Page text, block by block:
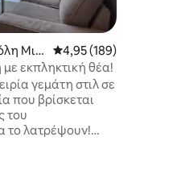
Μισι
Μέση βαθμολογία:
4,95 (189)
εκπληκτική θέα!
γεμάτη στιλ σε
που βρίσκεται
του
το λατρέψουν!